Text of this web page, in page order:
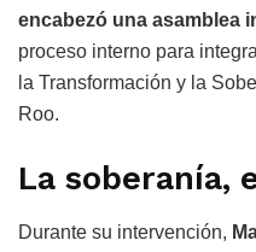
encabezó una asamblea
proceso interno para
la Transformación y la
Roo.
La soberanía,
Durante su intervención,